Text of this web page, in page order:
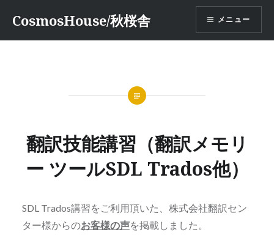
テ
CosmosHouse/秋桜舎 メニュー
翻訳技能講習（翻訳メモリ
ー ツールSDL Trados他）
SDL Trados講習をご利用頂いた、株式会社翻訳セン
ター様からのお客様の声を掲載しました。